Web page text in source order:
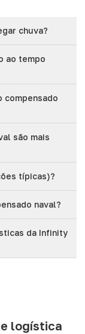
chuva?
ao tempo
compensado
são mais
típicas)?
naval?
da Infinity
logística